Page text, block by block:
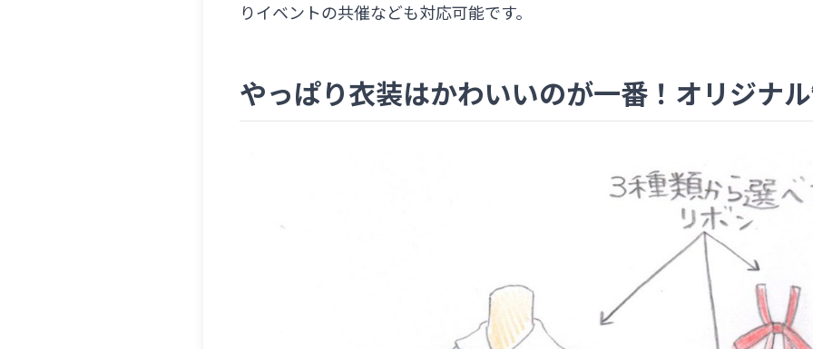
りイベントの共催なども対応可能です。
やっぱり衣装はかわいいのが一番！オリジナ